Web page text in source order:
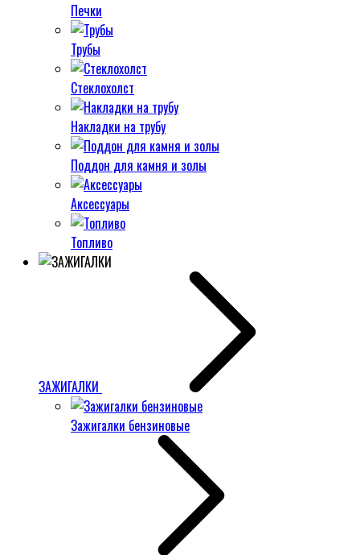
Печки
Трубы
Стеклохолст
Накладки на трубу
Поддон для камня и золы
Аксессуары
Топливо
ЗАЖИГАЛКИ
Зажигалки бензиновые